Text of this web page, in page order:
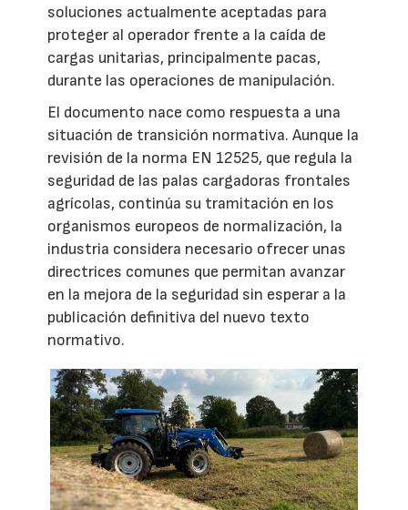
soluciones actualmente aceptadas para
proteger al operador frente a la caída de
cargas unitarias, principalmente pacas,
durante las operaciones de manipulación.
El documento nace como respuesta a una
situación de transición normativa. Aunque la
revisión de la norma EN 12525, que regula la
seguridad de las palas cargadoras frontales
agrícolas, continúa su tramitación en los
organismos europeos de normalización, la
industria considera necesario ofrecer unas
directrices comunes que permitan avanzar
en la mejora de la seguridad sin esperar a la
publicación definitiva del nuevo texto
normativo.